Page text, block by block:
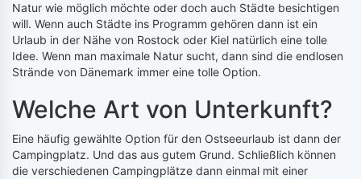
Natur wie möglich möchte oder doch auch Städte besichtigen
will. Wenn auch Städte ins Programm gehören dann ist ein
Urlaub in der Nähe von Rostock oder Kiel natürlich eine tolle
Idee. Wenn man maximale Natur sucht, dann sind die endlosen
Strände von Dänemark immer eine tolle Option.
Welche Art von Unterkunft?
Eine häufig gewählte Option für den Ostseeurlaub ist dann der
Campingplatz. Und das aus gutem Grund. Schließlich können
die verschiedenen Campingplätze dann einmal mit einer